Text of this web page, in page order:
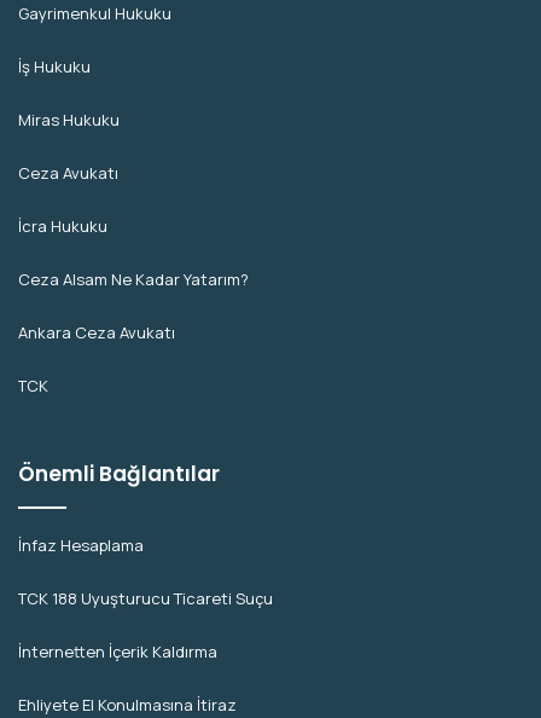
Gayrimenkul Hukuku
İş Hukuku
Miras Hukuku
Ceza Avukatı
İcra Hukuku
Ceza Alsam Ne Kadar Yatarım?
Ankara Ceza Avukatı
TCK
Önemli Bağlantılar
İnfaz Hesaplama
TCK 188 Uyuşturucu Ticareti Suçu
İnternetten İçerik Kaldırma
Ehliyete El Konulmasına İtiraz